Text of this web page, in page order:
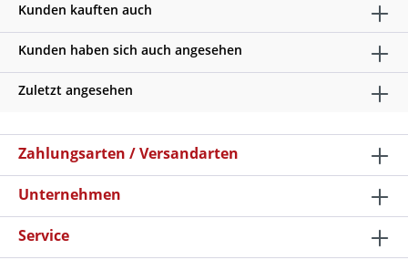
Kunden kauften auch
Kunden haben sich auch angesehen
Zuletzt angesehen
Zahlungsarten / Versandarten
Unternehmen
Service